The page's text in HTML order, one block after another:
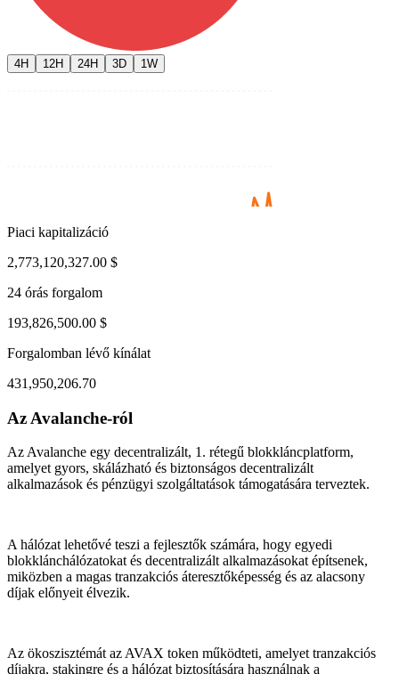
4H 12H 24H 3D 1W
31, 03:14 AM
Piaci kapitalizáció
2,773,120,327.00 $
24 órás forgalom
193,826,500.00 $
Forgalomban lévő kínálat
431,950,206.70
Az Avalanche-ról
Az Avalanche egy decentralizált, 1. rétegű blokkláncplatform,
amelyet gyors, skálázható és biztonságos decentralizált
alkalmazások és pénzügyi szolgáltatások támogatására terveztek.
A hálózat lehetővé teszi a fejlesztők számára, hogy egyedi
blokklánchálózatokat és decentralizált alkalmazásokat építsenek,
miközben a magas tranzakciós áteresztőképesség és az alacsony
díjak előnyeit élvezik.
Az ökoszisztémát az AVAX token működteti, amelyet tranzakciós
díjakra, stakingre és a hálózat biztosítására használnak a